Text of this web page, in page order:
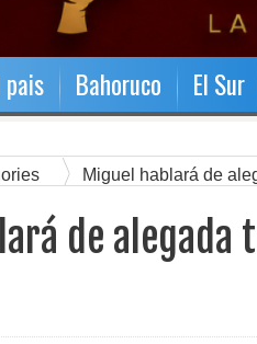
pais Bahoruco El Sur
Miguel hablará de
de